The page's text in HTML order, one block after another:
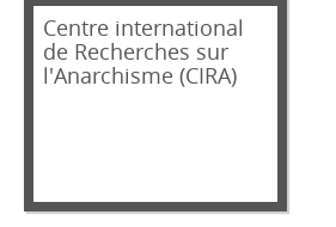
Centre international
de Recherches sur
l'Anarchisme (CIRA)